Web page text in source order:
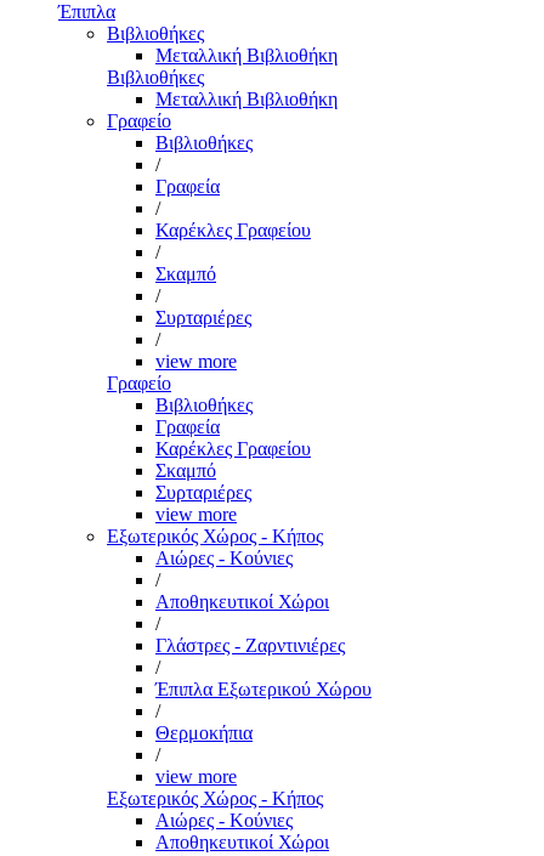
Έπιπλα
Βιβλιοθήκες
Μεταλλική Βιβλιοθήκη
Βιβλιοθήκες
Μεταλλική Βιβλιοθήκη
Γραφείο
Βιβλιοθήκες
/
Γραφεία
/
Καρέκλες Γραφείου
/
Σκαμπό
/
Συρταριέρες
/
view more
Γραφείο
Βιβλιοθήκες
Γραφεία
Καρέκλες Γραφείου
Σκαμπό
Συρταριέρες
view more
Εξωτερικός Χώρος - Κήπος
Αιώρες - Κούνιες
/
Αποθηκευτικοί Χώροι
/
Γλάστρες - Ζαρντινιέρες
/
Έπιπλα Εξωτερικού Χώρου
/
Θερμοκήπια
/
view more
Εξωτερικός Χώρος - Κήπος
Αιώρες - Κούνιες
Αποθηκευτικοί Χώροι